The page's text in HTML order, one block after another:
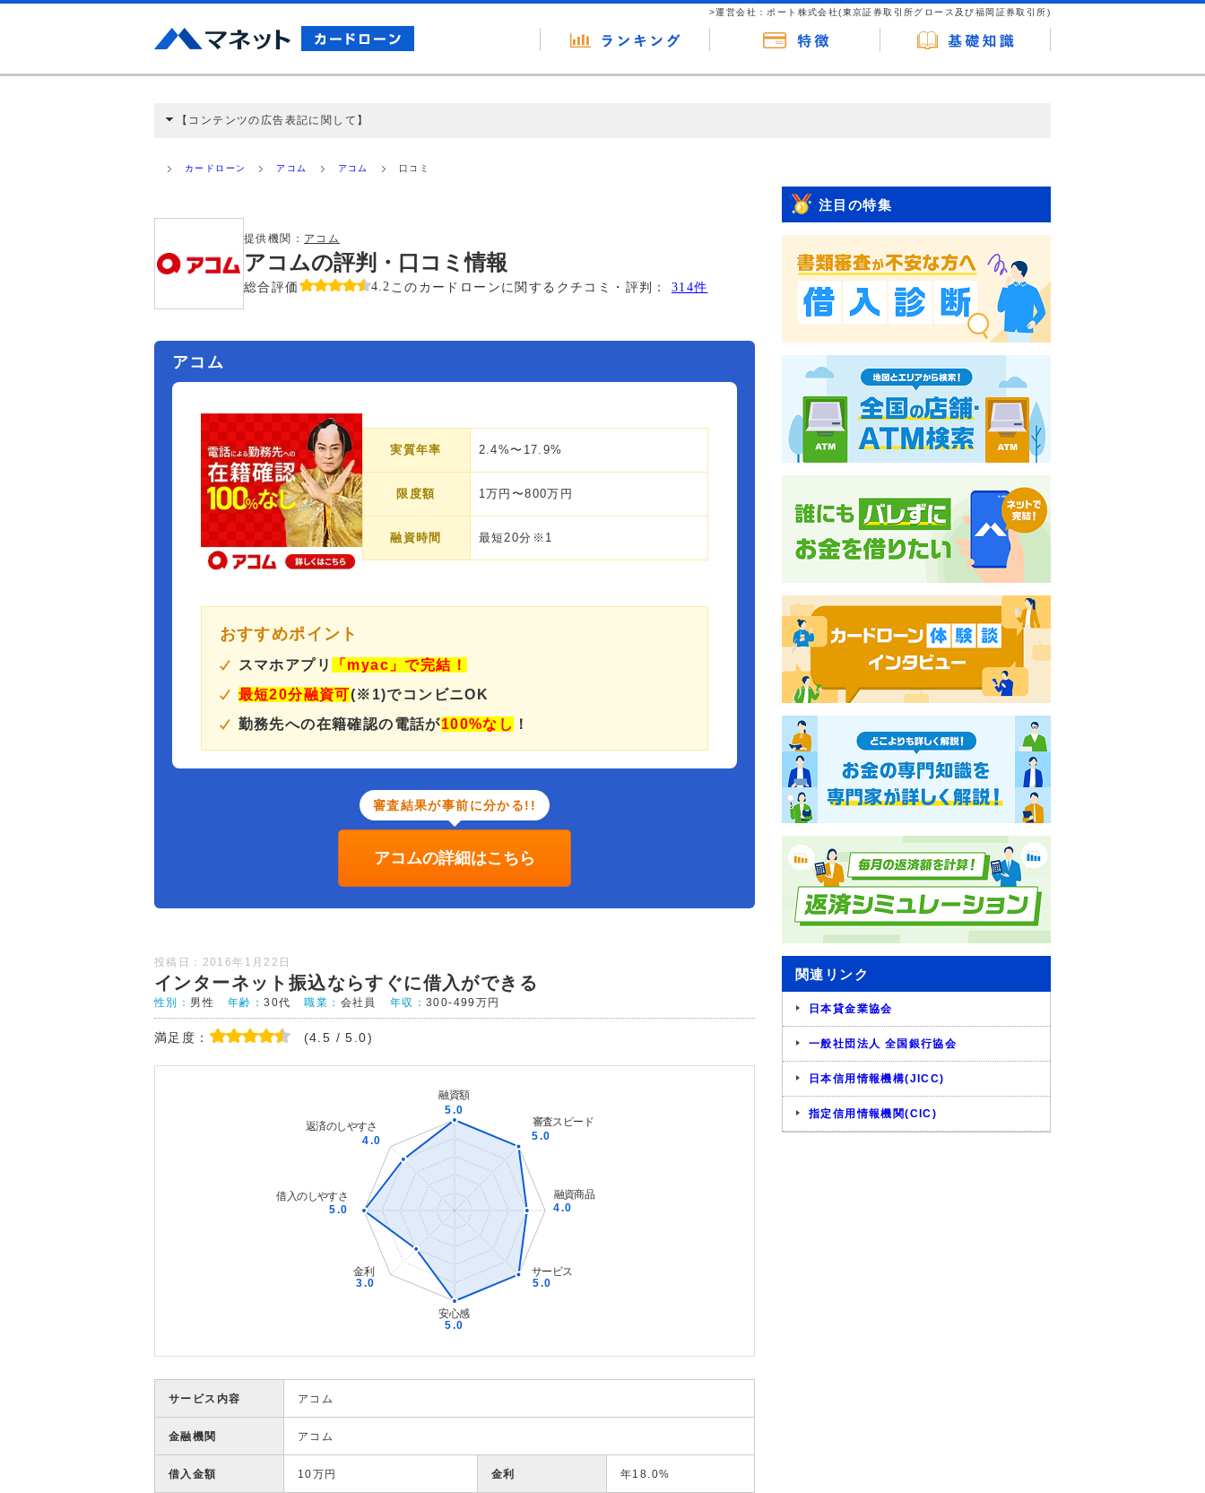
>運営会社：ポート株式会社(東京証券取引所グロース及び福岡証券取引所)
【コンテンツの広告表記に関して】
ミ収集などに基づき、公平性を担保した情報提供を行っています。
カードローン アコム アコム 口コミ
提供機関： アコム
アコムの評判・口コミ情報
総合評価 4.2 このカードローンに関するクチコミ・評判： 314件
アコム
実質年率 2.4%〜17.9%
限度額 1万円〜800万円
融資時間 最短20分※1
おすすめポイント
スマホアプリ
「myac」で完結！
最短20分融資可(※1)でコンビニOK
勤務先への在籍確認の電話が100%なし ！
審査結果が事前に分かる!!
アコムの詳細はこちら
投稿日：2016年1月22日
インターネット振込ならすぐに借入ができる
性別： 男性 年齢：30代 職業： 会社員 年収：300-499万円
満足度： (4.5 / 5.0)
サービス内容 アコム
金融機関 アコム
借入金額 10万円 金利 年18.0%
注目の特集
関連リンク
日本貸金業協会
一般社団法人 全国銀行協会
日本信用情報機構(JICC)
指定信用情報機関(CIC)